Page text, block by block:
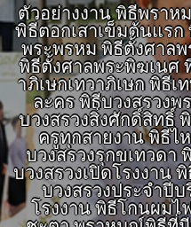
ตัวอย่างงาน พิธีพราห
พิธีตอกเสาเข็มต้นแร
พระพรหม พิธีตั้งศาล
พิธีตั้งศาลพระพิฆเนศ
าภิเษกเทวาภิเษก พิธี
ละคร พิธีบวงสรวง
บวงสรวงสิ่งศักดิ์สิทธิ์
ครูทุกสายงาน พิธีไ
บวงสรวงรุกขเทวดา
บวงสรวงเปิดโรงงาน
บวงสรวงประจำปี
โรงงาน พิธีโกนผม